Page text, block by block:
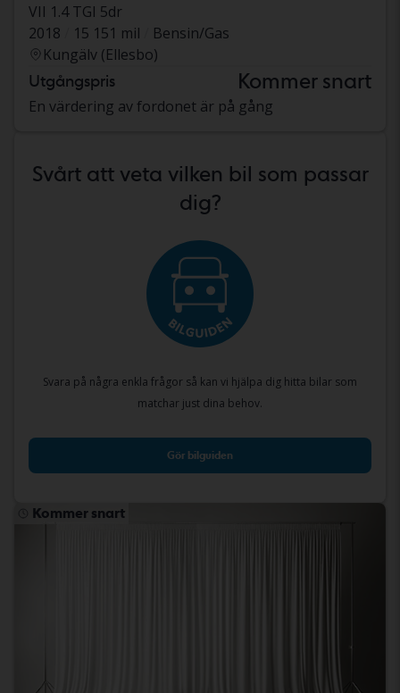
VII 1.4 TGI 5dr
2018
15 151 mil
Bensin/Gas
Kungälv (Ellesbo)
Utgångspris Kommer snart
En värdering av fordonet är på gång
Svårt att veta vilken bil som passar
dig?
Svara på några enkla frågor så kan vi hjälpa dig hitta bilar som
matchar just dina behov.
Gör bilguiden
Kommer snart